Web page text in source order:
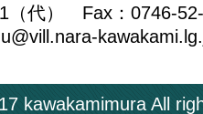
（代） Fax：0746-
kawakamimura All